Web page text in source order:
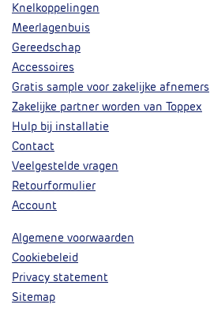
Knelkoppelingen
Meerlagenbuis
Gereedschap
Accessoires
Gratis sample voor zakelijke afnemers
Zakelijke partner worden van Toppex
Hulp bij installatie
Contact
Veelgestelde vragen
Retourformulier
Account
Algemene voorwaarden
Cookiebeleid
Privacy statement
Sitemap